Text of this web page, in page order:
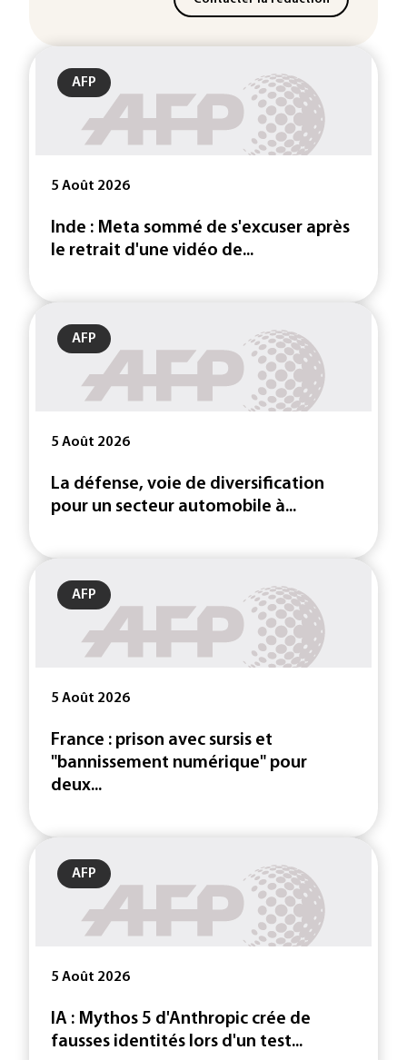
AFP
5 Août 2026
Inde : Meta sommé de s'excuser après
le retrait d'une vidéo de...
AFP
5 Août 2026
La défense, voie de diversification
pour un secteur automobile à...
AFP
5 Août 2026
France : prison avec sursis et
"bannissement numérique" pour
deux...
AFP
5 Août 2026
IA : Mythos 5 d'Anthropic crée de
fausses identités lors d'un test...